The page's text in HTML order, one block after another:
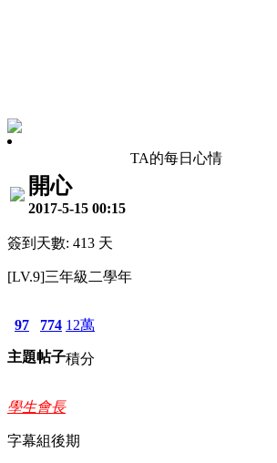
TA的每日心情
開心
2017-5-15 00:15
簽到天數: 413 天
[LV.9]三年級二學年
97
主題
774
帖子
12萬
積分
學生會長
字幕組後期